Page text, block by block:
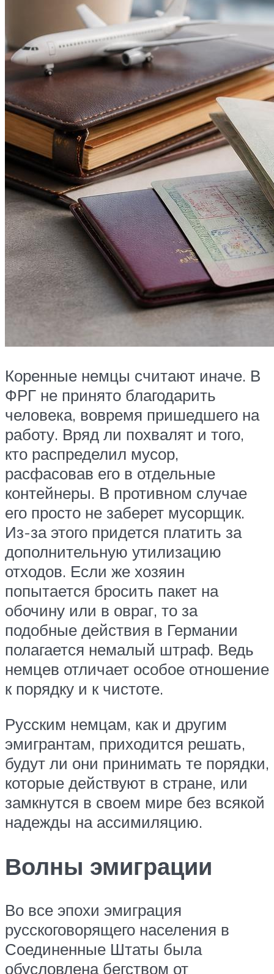
Коренные немцы считают иначе. В
ФРГ не принято благодарить
человека, вовремя пришедшего на
работу. Вряд ли похвалят и того,
кто распределил мусор,
расфасовав его в отдельные
контейнеры. В противном случае
его просто не заберет мусорщик.
Из-за этого придется платить за
дополнительную утилизацию
отходов. Если же хозяин
попытается бросить пакет на
обочину или в овраг, то за
подобные действия в Германии
полагается немалый штраф. Ведь
немцев отличает особое отношение
к порядку и к чистоте.
Русским немцам, как и другим
эмигрантам, приходится решать,
будут ли они принимать те порядки,
которые действуют в стране, или
замкнутся в своем мире без всякой
надежды на ассимиляцию.
Волны эмиграции
Во все эпохи эмиграция
русскоговорящего населения в
Соединенные Штаты была
обусловлена бегством от